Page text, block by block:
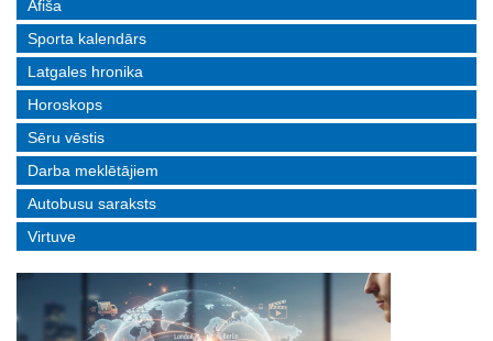
Afiša
Sporta kalendārs
Latgales hronika
Horoskops
Sēru vēstis
Darba meklētājiem
Autobusu saraksts
Virtuve